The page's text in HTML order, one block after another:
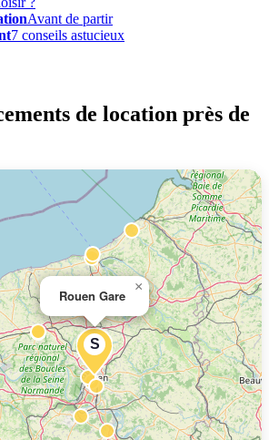
Avant de partir
7 conseils astucieux
de location près de
S
Rouen Gare
×